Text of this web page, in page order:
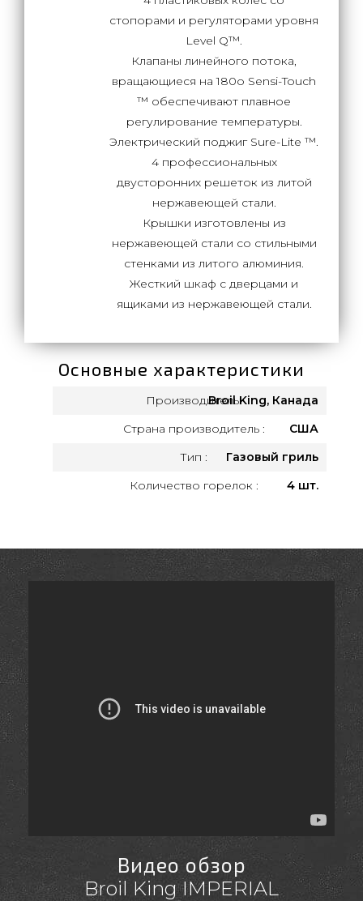
стопорами и регуляторами уровня
Level Q™.
Клапаны линейного потока,
вращающиеся на 180о Sensi-Touch
™ обеспечивают плавное
регулирование температуры.
Электрический поджиг Sure-Lite ™.
4 профессиональных
двусторонних решеток из литой
нержавеющей стали.
Крышки изготовлены из
нержавеющей стали со стильными
стенками из литого алюминия.
Жесткий шкаф с дверцами и
ящиками из нержавеющей стали.
Основные характеристики
Производитель:Broil King, Канада
Страна производитель :
США
Тип :
Газовый гриль
Количество горелок :
4 шт.
Видео обзор
Broil King IMPERIAL